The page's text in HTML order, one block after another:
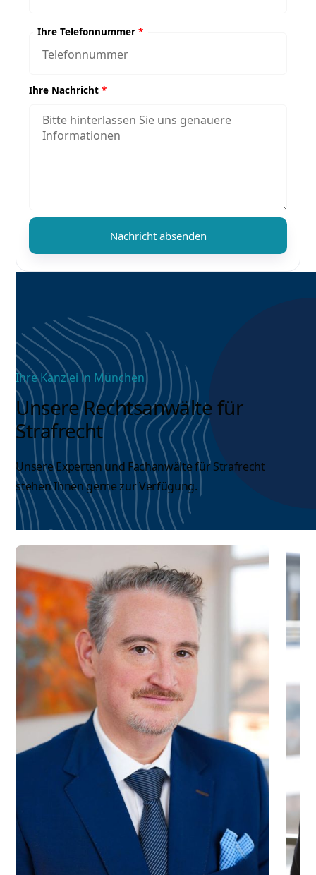
Ihre Telefonnummer*
Ihre Nachricht*
Ihre Kanzlei in München
Unsere Rechtsanwälte für
Strafrecht
Unsere Experten und Fachanwälte für Strafrecht
stehen Ihnen gerne zur Verfügung.